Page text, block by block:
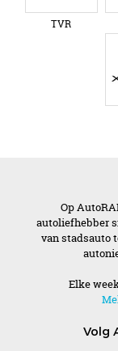
TVR
Op
autoliefhebber
van stadsauto
Elke
Volg